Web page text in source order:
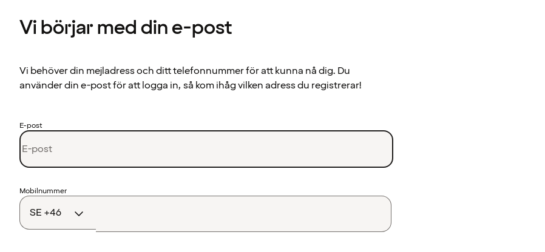
Vi börjar med din e-post
Vi behöver din mejladress och ditt telefonnummer för att kunna nå dig. Du
använder din e-post för att logga in, så kom ihåg vilken adress du registrerar!
E-post
Landskod
Mobilnummer